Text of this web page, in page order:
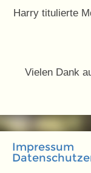
Harry titulierte
Vielen Dank
Impressum